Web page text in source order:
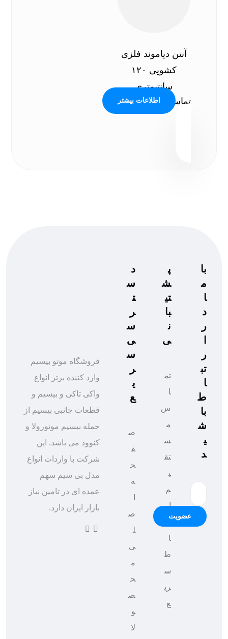
آنتن دیاموند فلزی
کشویی ۱۲۰
سانتیمتری
تماس بگیریداطلاعات بیشتر
فروشگاه موتو بیسیم
وارد کننده برتر انواع
واکی تاکی و بیسیم و
قطعات جانبی بیسیم از
جمله بیسیم موتورولا و
کنوود می باشد. این
شرکت با واردات انواع
مدل بی سیم سهم
عمده ای در تامین نیاز
بازار ایران دارد.
د
س
ت
ر
س
ی
س
ر
ی
ع
ص
ف
ح
ه
ص
ل
ی
م
ح
ص
و
لا
پ
ش
تی
با
ن
ی
تم
ا
س
م
س
تق
ی
م
ار
ا
ط
س
ری
ع
با
م
ا
د
ر
ر
تب
ا
ط
با
ش
ی
د
عضویت